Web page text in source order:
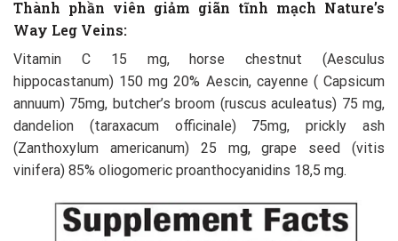
Thành phần viên giảm giãn tĩnh mạch Nature’s
Way Leg Veins:
Vitamin C 15 mg, horse chestnut (Aesculus
hippocastanum) 150 mg 20% Aescin, cayenne ( Capsicum
annuum) 75mg, butcher’s broom (ruscus aculeatus) 75 mg,
dandelion (taraxacum officinale) 75mg, prickly ash
(Zanthoxylum americanum) 25 mg, grape seed (vitis
vinifera) 85% oliogomeric proanthocyanidins 18,5 mg.